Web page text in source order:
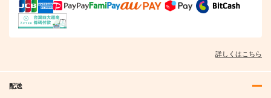
詳しくはこちら
配送